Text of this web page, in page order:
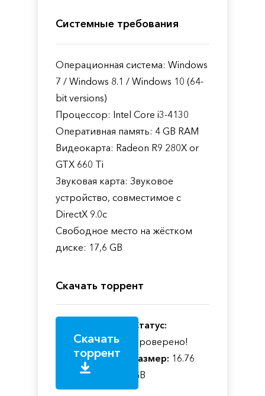
Системные требования
Операционная система: Windows
7 / Windows 8.1 / Windows 10 (64-
bit versions)
Процессор: Intel Core i3-4130
Оперативная память: 4 GB RAM
Видеокарта: Radeon R9 280X or
GTX 660 Ti
Звуковая карта: Звуковое
устройство, совместимое с
DirectX 9.0с
Свободное место на жёстком
диске: 17,6 GB
Скачать торрент
Скачать
торрент
Статус:
Проверено!
Размер: 16.76
GB